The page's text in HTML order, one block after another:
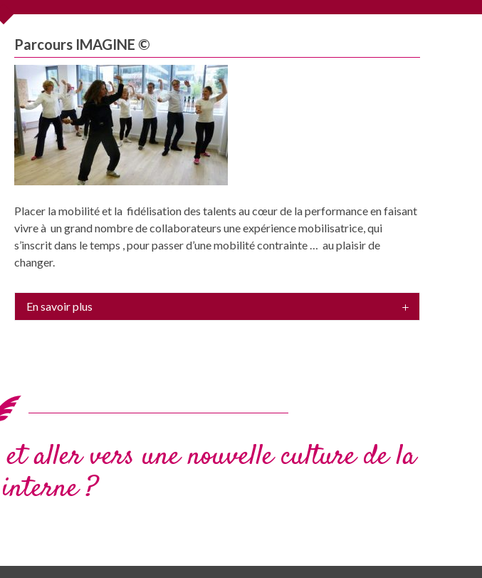
Parcours IMAGINE ©
Placer la mobilité et la fidélisation des talents au cœur de la performance en faisant
vivre à un grand nombre de collaborateurs une expérience mobilisatrice, qui
s’inscrit dans le temps , pour passer d’une mobilité contrainte … au plaisir de
changer.
En savoir plus
aller vers une nouvelle culture de la
?